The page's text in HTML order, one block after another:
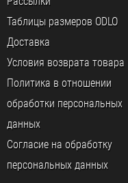
Таблицы размеров ODLO
Доставка
Условия возврата товара
Политика в отношении
обработки персональных
данных
Согласие на обработку
персональных данных